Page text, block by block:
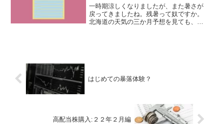
一時期涼しくなりましたが、また暑さが
戻ってきましたね。残暑って奴ですか。
北海道の天気の三か月予想を見ても、１
はじめての暴落体験？
高配当株購入:２２年２月編